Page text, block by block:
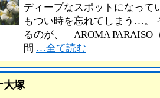
ディープなスポットになって
もつい時を忘れてしまう…。
るのが、「AROMA
問 …全て読む
大塚